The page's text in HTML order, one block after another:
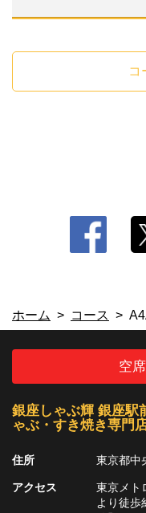
・◆カシス◆【カシスオレン
ン／ピーチソーダ】 ◆ウォ
スクリュードライバー／ブルド
・◆烏龍茶（HOT or ICE)◆
コ
ホーム コース
空
銀座しゃぶ輝 銀座駅
ゃぶ・すき焼き専門
住所 東京都中
アクセス
東京メト
より徒